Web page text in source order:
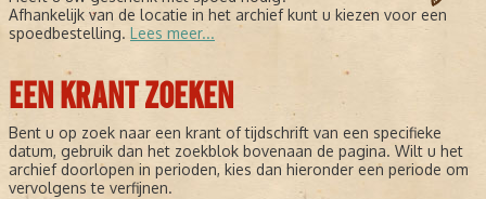
Afhankelijk van de locatie in het archief kunt u kiezen voor een
spoedbestelling. Lees meer...
EEN KRANT ZOEKEN
Bent u op zoek naar een krant of tijdschrift van een specifieke
datum, gebruik dan het zoekblok bovenaan de pagina. Wilt u het
archief doorlopen in perioden, kies dan hieronder een periode om
vervolgens te verfijnen.